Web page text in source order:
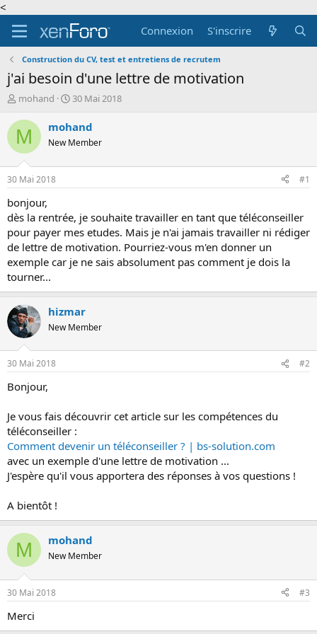
<
Connexion
S'inscrire
Construction du CV, test et entretiens de recrutem
j'ai besoin d'une lettre de motivation
A
t
e
r
d
e
l
d
i
s
c
u
s
i
o
n
mohand
D
t
d
é
t
30 Mai 2018
M mohand
New Member
30 Mai 2018 #1
bonjour,
dès la rentrée, je souhaite travailler en tant que téléconseiller
pour payer mes etudes. Mais je n'ai jamais travailler ni rédiger
de lettre de motivation. Pourriez-vous m'en donner un
exemple car je ne sais absolument pas comment je dois la
tourner...
hizmar
New Member
30 Mai 2018 #2
Bonjour,
Je vous fais découvrir cet article sur les compétences du
téléconseiller :
Comment devenir un téléconseiller ? | bs-solution.com
avec un exemple d'une lettre de motivation ...
J'espère qu'il vous apportera des réponses à vos questions !
A bientôt !
M mohand
New Member
30 Mai 2018 #3
Merci